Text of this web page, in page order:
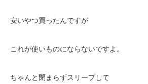
安いやつ買ったんですが
これが使いものにならないですよ。
ちゃんと閉まらずスリープして